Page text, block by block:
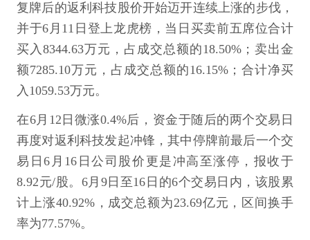
复牌后的返利科技股价开始迈开连续上涨的步伐，
并于6月11日登上龙虎榜，当日买卖前五席位合计
买入8344.63万元，占成交总额的18.50%；卖出金
额7285.10万元，占成交总额的16.15%；合计净买
入1059.53万元。
在6月12日微涨0.4%后，资金于随后的两个交易日
再度对返利科技发起冲锋，其中停牌前最后一个交
易日6月16日公司股价更是冲高至涨停，报收于
8.92元/股。6月9日至16日的6个交易日内，该股累
计上涨40.92%，成交总额为23.69亿元，区间换手
率为77.57%。